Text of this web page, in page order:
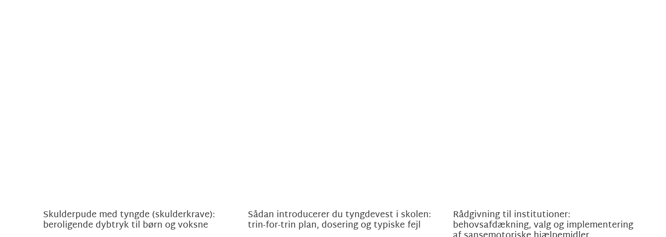
Skulderpude med tyngde (skulderkrave):
beroligende dybtryk til børn og voksne
Sådan introducerer du tyngdevest i skolen:
trin-for-trin plan, dosering og typiske fejl
Rådgivning til institutioner:
behovsafdækning, valg og implementering